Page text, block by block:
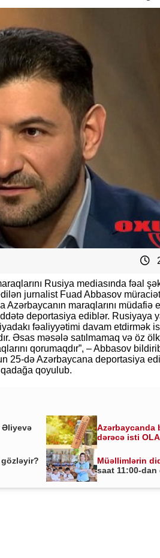
Rusiya mediasında fəal
jurnalist Fuad Abbasov
maraqlarını müdafiə
deportasiya ediblər. Rusiyaya
fəaliyyətimi davam etdirmək
Əsas məsələ satılmamaq və öz
qorumaqdır”, – Abbasov
25-də Azərbaycana deportasiya
qoyulub.
Əliyevə
Azərbaycanda
dərəcə isti
Müəllimlərin
saat 11:00-dan